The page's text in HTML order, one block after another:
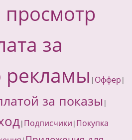
просмотр
за
рекламы | Оффер |
за показы |
| Подписчики | Покупка